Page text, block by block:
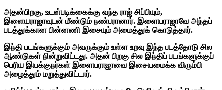
அதன்பிறகு, உடன்படிக்கைக்கு வந்த ராஜ் சிப்பியும்,
இளையராஜாவுடன் மீண்டும் நண்பரானார். இளையராஜாவே அந்தப்
படத்துக்கான பின்னணி இசையும் அமைத்துக் கொடுத்தார்.
இந்தி படங்களுக்கும் அவருக்கும் உள்ள உறவு இந்த படத்தோடு சில
ஆண்டுகள் நின்றுவிட்டது. அதன் பிறகு சில இந்திப் படங்களுக்குப்
பெரிய இயக்குநர்கள் இளையராஜாவை இசையமைக்க விரும்பி
அழைத்தும் மறுத்துவிட்டார்.